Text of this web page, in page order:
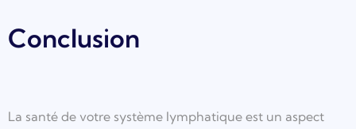
Conclusion
La santé de votre système lymphatique est un aspect